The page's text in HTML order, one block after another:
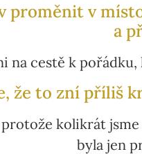
proměnit v
a
na cestě k
že to zní příliš
kolikrát
byla jen